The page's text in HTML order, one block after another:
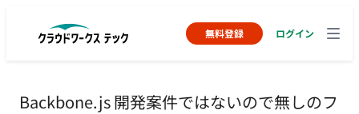
無料登録 ログイン
Backbone.js 開発案件ではないので無しのフ